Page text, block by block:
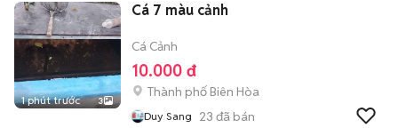
1 phút trước 3
Cá 7 màu cảnh
Cá Cảnh
10.000 đ
Thành phố Biên Hòa
Duy Sang 23 đã bán